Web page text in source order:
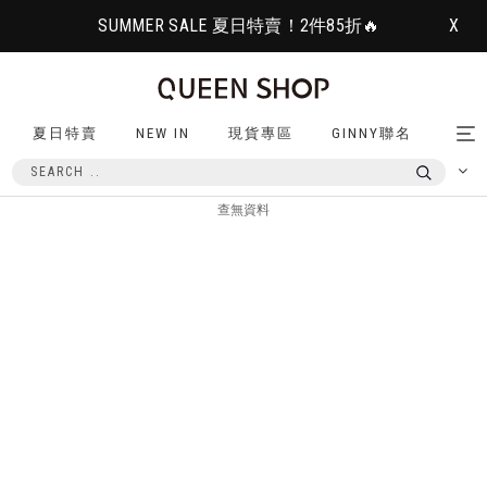
SUMMER SALE 夏日特賣！2件85折🔥 X
夏日特賣 NEW IN 現貨專區 GINNY聯名
查無資料